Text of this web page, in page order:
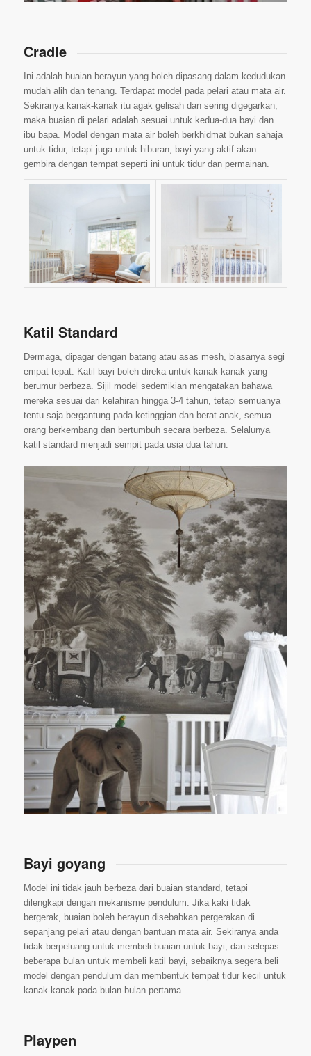
Cradle
Ini adalah buaian berayun yang boleh dipasang dalam kedudukan
mudah alih dan tenang. Terdapat model pada pelari atau mata air.
Sekiranya kanak-kanak itu agak gelisah dan sering digegarkan,
maka buaian di pelari adalah sesuai untuk kedua-dua bayi dan
ibu bapa. Model dengan mata air boleh berkhidmat bukan sahaja
untuk tidur, tetapi juga untuk hiburan, bayi yang aktif akan
gembira dengan tempat seperti ini untuk tidur dan permainan.
Katil Standard
Dermaga, dipagar dengan batang atau asas mesh, biasanya segi
empat tepat. Katil bayi boleh direka untuk kanak-kanak yang
berumur berbeza. Sijil model sedemikian mengatakan bahawa
mereka sesuai dari kelahiran hingga 3-4 tahun, tetapi semuanya
tentu saja bergantung pada ketinggian dan berat anak, semua
orang berkembang dan bertumbuh secara berbeza. Selalunya
katil standard menjadi sempit pada usia dua tahun.
Bayi goyang
Model ini tidak jauh berbeza dari buaian standard, tetapi
dilengkapi dengan mekanisme pendulum. Jika kaki tidak
bergerak, buaian boleh berayun disebabkan pergerakan di
sepanjang pelari atau dengan bantuan mata air. Sekiranya anda
tidak berpeluang untuk membeli buaian untuk bayi, dan selepas
beberapa bulan untuk membeli katil bayi, sebaiknya segera beli
model dengan pendulum dan membentuk tempat tidur kecil untuk
kanak-kanak pada bulan-bulan pertama.
Playpen